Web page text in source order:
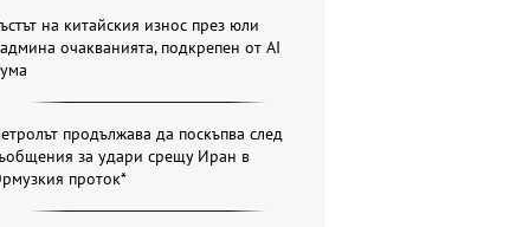
на китайския износ през юли
очакванията, подкрепен от AI
продължава да поскъпва след
за удари срещу Иран в
проток*